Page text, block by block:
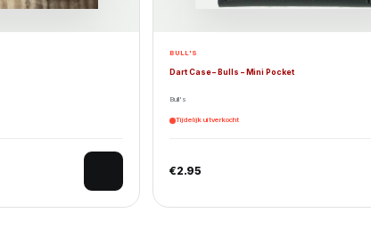
BULL'S
Dart Case – Bulls – Mini Pocket
Bull's
Tijdelijk uitverkocht
€2.95